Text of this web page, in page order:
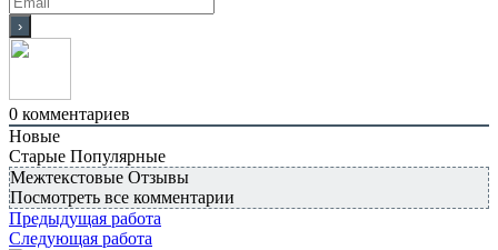
0 комментариев
Новые
Старые Популярные
Межтекстовые Отзывы
Посмотреть все комментарии
Предыдущая работа
Следующая работа